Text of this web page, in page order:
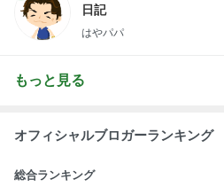
日記
はやパパ
もっと見る
オフィシャルブロガーランキング
総合ランキング